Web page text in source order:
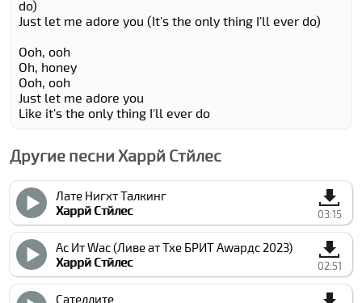
do)
Just let me adore you (It's the only thing I'll ever do)
Ooh, ooh
Oh, honey
Ooh, ooh
Just let me adore you
Like it's the only thing I'll ever do
Другие песни Харрй Стйлес
Лате Нигхт Талкинг
Харрй Стйлес
03:15
Ас Ит Wас (Ливе ат Тхе БРИТ Аwардс 2023)
Харрй Стйлес
02:51
Сателлите